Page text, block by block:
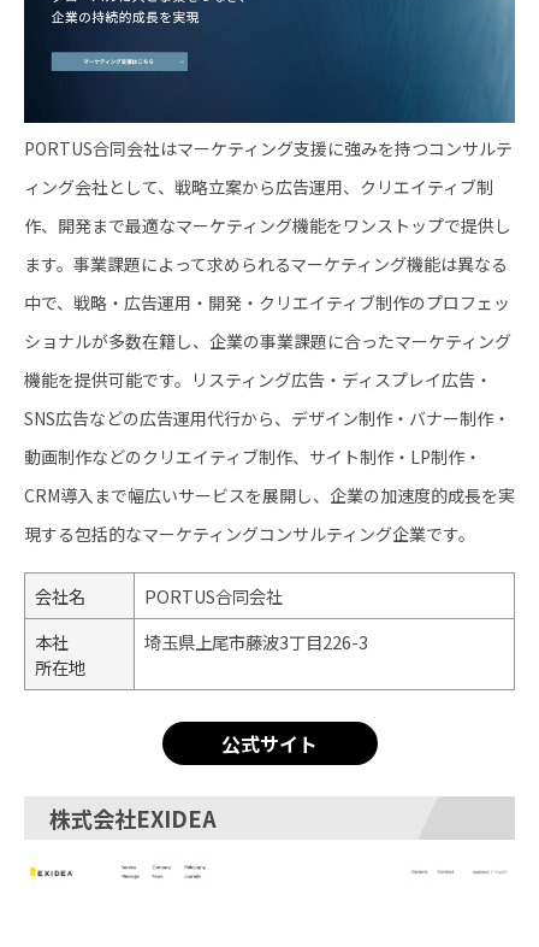
PORTUS合同会社はマーケティング支援に強みを持つコンサルテ
ィング会社として、戦略立案から広告運用、クリエイティブ制
作、開発まで最適なマーケティング機能をワンストップで提供し
ます。事業課題によって求められるマーケティング機能は異なる
中で、戦略・広告運用・開発・クリエイティブ制作のプロフェッ
ショナルが多数在籍し、企業の事業課題に合ったマーケティング
機能を提供可能です。リスティング広告・ディスプレイ広告・
SNS広告などの広告運用代行から、デザイン制作・バナー制作・
動画制作などのクリエイティブ制作、サイト制作・LP制作・
CRM導入まで幅広いサービスを展開し、企業の加速度的成長を実
現する包括的なマーケティングコンサルティング企業です。
会社名
PORTUS合同会社
本社
所在地
埼玉県上尾市藤波3丁目226-3
公式サイト
株式会社EXIDEA